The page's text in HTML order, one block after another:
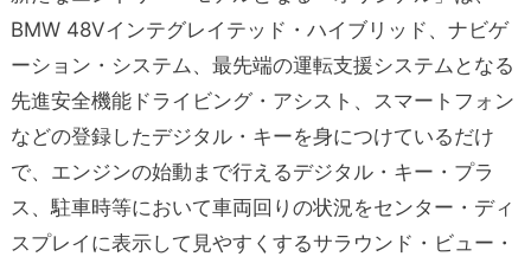
BMW 48Vインテグレイテッド・ハイブリッド、ナビゲ
ーション・システム、最先端の運転支援システムとなる
先進安全機能ドライビング・アシスト、スマートフォン
などの登録したデジタル・キーを身につけているだけ
で、エンジンの始動まで行えるデジタル・キー・プラ
ス、駐車時等において車両回りの状況をセンター・ディ
スプレイに表示して見やすくするサラウンド・ビュー・